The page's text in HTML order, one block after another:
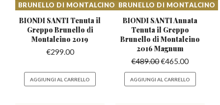
BRUNELLO DI MONTALCINO
BIONDI SANTI Tenuta il
Greppo Brunello di
Montalcino 2019
€299.00
AGGIUNGI AL CARRELLO
BRUNELLO DI MONTALCINO
BIONDI SANTI Annata
Tenuta il Greppo
Brunello di Montalcino
2016 Magnum
€489.00€465.00
AGGIUNGI AL CARRELLO